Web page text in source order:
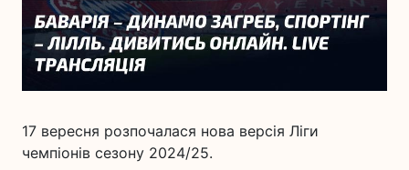
17 вересня розпочалася нова версія Ліги
чемпіонів сезону 2024/25.